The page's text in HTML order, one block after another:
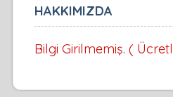
HAKKIMIZDA
Bilgi Girilmemiş. (